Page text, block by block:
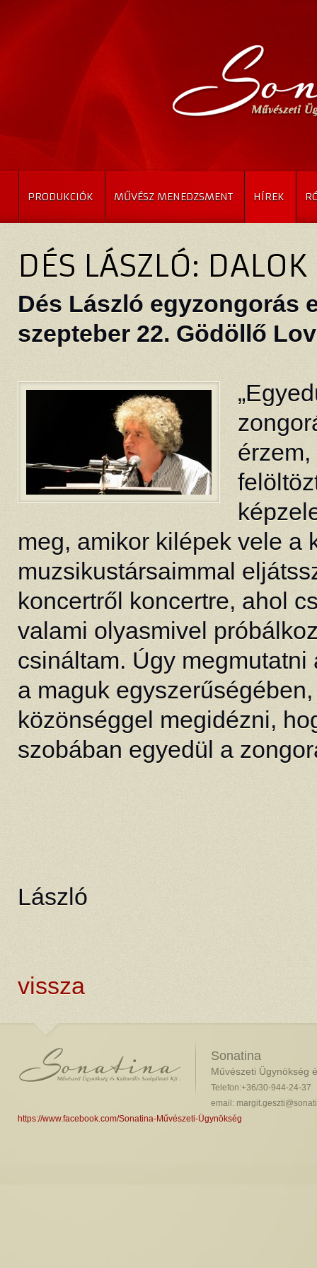
PRODUKCIÓK MŰVÉSZ MENEDZSMENT HÍREK
DÉS LÁSZLÓ:
Dés László egyzongorás
szepteber 22. Gödöllő
meg, amikor kilépek vele a
muzsikustársaimmal
koncertről koncertre, ahol
valami olyasmivel
csináltam. Úgy
a maguk
közönséggel megidézni,
szobában egyedül a
László
vissza
Sonatina
Művészeti Ügynökség
Telefon:+36/30-944-24-37
email:
https://www.facebook.com/Sonatina-Művészeti-Ügynökség